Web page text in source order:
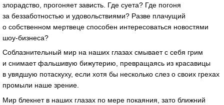
злорадство, прогоняет зависть. Где суета? Где погоня
за беззаботностью и удовольствиями? Разве плачущий
о собственном мертвеце способен интересоваться новостями
шоу-бизнеса?
Соблазнительный мир на наших глазах смывает с себя грим
и снимает фальшивую бижутерию, превращаясь из красавицы
в увядшую потаскуху, если хотя бы несколько слез о своих грехах
промыли наше зрение.
Мир блекнет в наших глазах по мере покаяния, зато ближний